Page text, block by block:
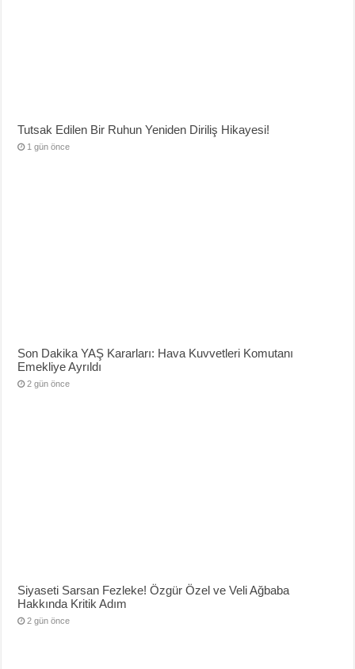
Tutsak Edilen Bir Ruhun Yeniden Diriliş Hikayesi!
1 gün önce
Son Dakika YAŞ Kararları: Hava Kuvvetleri Komutanı
Emekliye Ayrıldı
2 gün önce
Siyaseti Sarsan Fezleke! Özgür Özel ve Veli Ağbaba
Hakkında Kritik Adım
2 gün önce